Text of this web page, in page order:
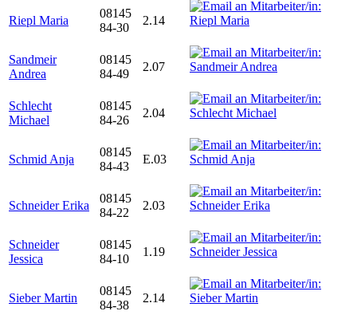
Riepl Maria
08145
84-30
2.14
Sandmeir
Andrea
08145
84-49
2.07
Schlecht
Michael
08145
84-26
2.04
Schmid Anja
08145
84-43
E.03
Schneider Erika
08145
84-22
2.03
Schneider
Jessica
08145
84-10
1.19
Sieber Martin
08145
84-38
2.14